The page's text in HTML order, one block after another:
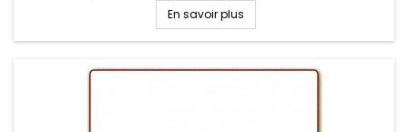
En savoir plus